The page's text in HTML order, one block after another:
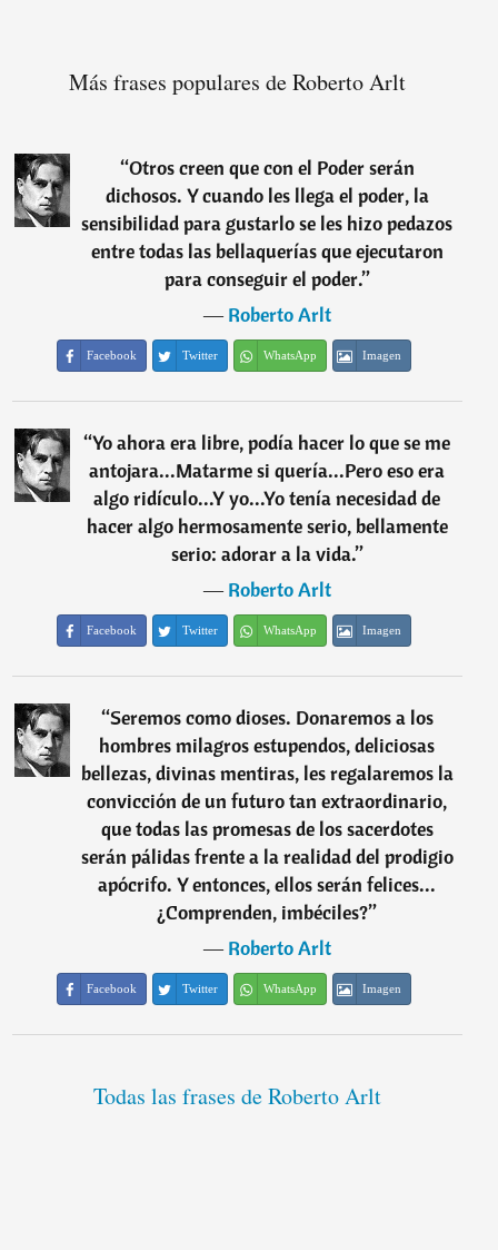
Más frases populares de Roberto Arlt
“Otros creen que con el Poder serán
dichosos. Y cuando les llega el poder, la
sensibilidad para gustarlo se les hizo pedazos
entre todas las bellaquerías que ejecutaron
para conseguir el poder.”
―Roberto Arlt
Facebook Twitter WhatsApp Imagen
“Yo ahora era libre, podía hacer lo que se me
antojara...Matarme si quería...Pero eso era
algo ridículo...Y yo...Yo tenía necesidad de
hacer algo hermosamente serio, bellamente
serio: adorar a la vida.”
―Roberto Arlt
Facebook Twitter WhatsApp Imagen
“Seremos como dioses. Donaremos a los
hombres milagros estupendos, deliciosas
bellezas, divinas mentiras, les regalaremos la
convicción de un futuro tan extraordinario,
que todas las promesas de los sacerdotes
serán pálidas frente a la realidad del prodigio
apócrifo. Y entonces, ellos serán felices...
¿Comprenden, imbéciles?”
―Roberto Arlt
Facebook Twitter WhatsApp Imagen
Todas las frases de Roberto Arlt